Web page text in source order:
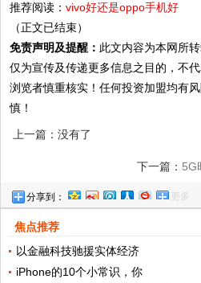
推荐阅读：vivo好还是oppo手机好
（正文已结束）
免责声明及提醒： 此文内容为本网所
仅为宣传及传递更多信息之目的，不
浏览者慎重核实！任何投资加盟均有
慎！
上一篇：没有了
下一篇： 5G
别
分享到： 更多
焦点推荐
以金融科技驰援实体经济
iPhone的10个小常识，你